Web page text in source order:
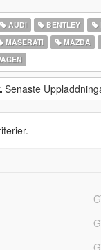
AUDI BENTLEY
MASERATI MAZDA
Senaste